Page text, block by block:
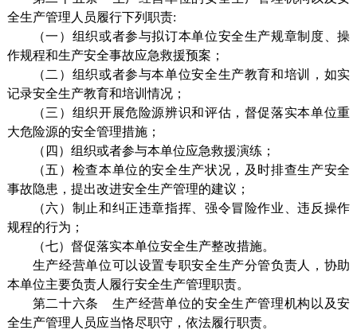
全生产管理人员履行下列职责:
（一）组织或者参与拟订本单位安全生产规章制度、操
作规程和生产安全事故应急救援预案；
（二）组织或者参与本单位安全生产教育和培训，如实
记录安全生产教育和培训情况；
（三）组织开展危险源辨识和评估，督促落实本单位重
大危险源的安全管理措施；
（四）组织或者参与本单位应急救援演练；
（五）检查本单位的安全生产状况，及时排查生产安全
事故隐患，提出改进安全生产管理的建议；
（六）制止和纠正违章指挥、强令冒险作业、违反操作
规程的行为；
（七）督促落实本单位安全生产整改措施。
生产经营单位可以设置专职安全生产分管负责人，协助
本单位主要负责人履行安全生产管理职责。
第二十六条 生产经营单位的安全生产管理机构以及安
全生产管理人员应当恪尽职守，依法履行职责。